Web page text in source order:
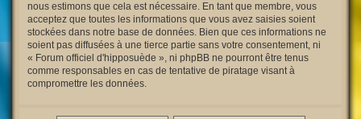
nous estimons que cela est nécessaire. En tant que membre, vous
acceptez que toutes les informations que vous avez saisies soient
stockées dans notre base de données. Bien que ces informations ne
soient pas diffusées à une tierce partie sans votre consentement, ni
« Forum officiel d'hipposuède », ni phpBB ne pourront être tenus
comme responsables en cas de tentative de piratage visant à
compromettre les données.